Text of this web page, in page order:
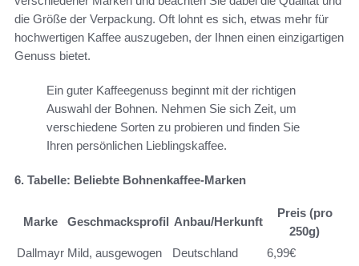
die Größe der Verpackung. Oft lohnt es sich, etwas mehr für
hochwertigen Kaffee auszugeben, der Ihnen einen einzigartigen
Genuss bietet.
Ein guter Kaffeegenuss beginnt mit der richtigen
Auswahl der Bohnen. Nehmen Sie sich Zeit, um
verschiedene Sorten zu probieren und finden Sie
Ihren persönlichen Lieblingskaffee.
6. Tabelle: Beliebte Bohnenkaffee-Marken
Marke Geschmacksprofil Anbau/Herkunft
Preis (pro
250g)
Dallmayr Mild, ausgewogen Deutschland 6,99€